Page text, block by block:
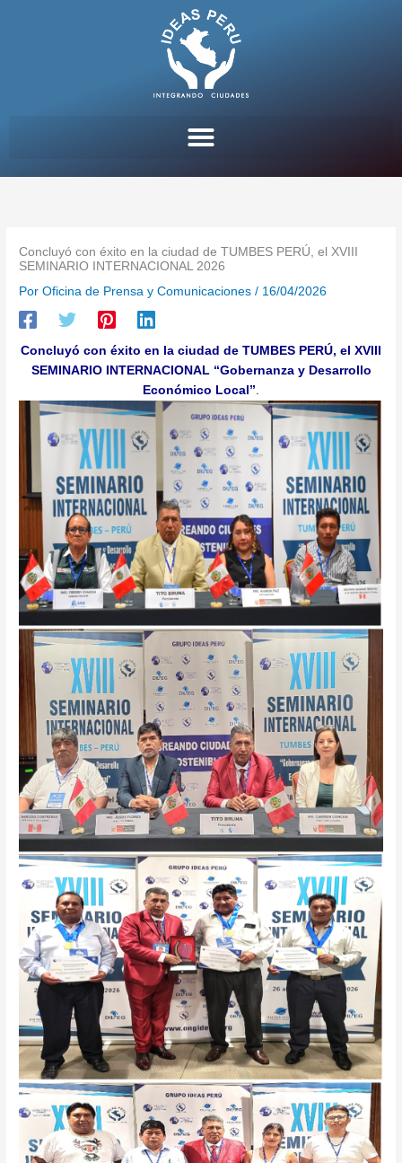
Concluyó con éxito en la ciudad de TUMBES PERÚ, el XVIII
SEMINARIO INTERNACIONAL 2026
PorOficina de Prensa y Comunicaciones/ 16/04/2026
Concluyó con éxito en la ciudad de TUMBES PERÚ, el XVIII
SEMINARIO INTERNACIONAL “Gobernanza y Desarrollo
Económico Local”.